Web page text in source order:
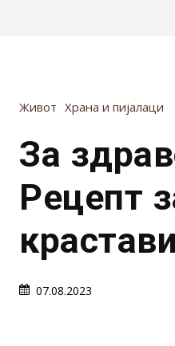
Живот Храна и пијалаци
За
Рецепт
07.08.2023